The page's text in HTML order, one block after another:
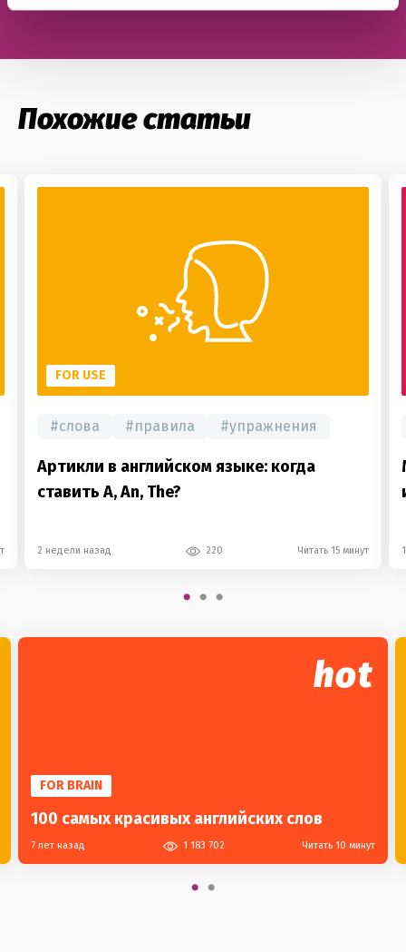
Похожие статьи
FOR USE
#слова #правила #упражнения
Артикли в английском языке: когда
ставить A, An, The?
2 недели назад 220 Читать 15 минут
hot
FOR BRAIN
100 самых красивых английских слов
7 лет назад 1 183 702 Читать 10 минут